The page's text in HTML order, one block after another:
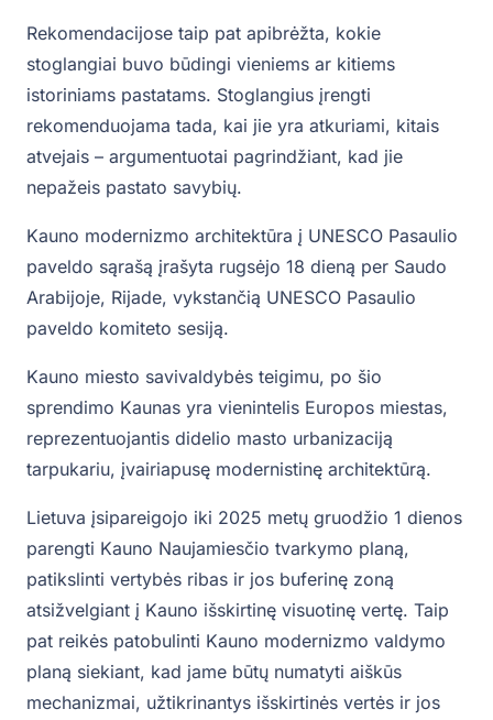
Rekomendacijose taip pat apibrėžta, kokie
stoglangiai buvo būdingi vieniems ar kitiems
istoriniams pastatams. Stoglangius įrengti
rekomenduojama tada, kai jie yra atkuriami, kitais
atvejais – argumentuotai pagrindžiant, kad jie
nepažeis pastato savybių.
Kauno modernizmo architektūra į UNESCO Pasaulio
paveldo sąrašą įrašyta rugsėjo 18 dieną per Saudo
Arabijoje, Rijade, vykstančią UNESCO Pasaulio
paveldo komiteto sesiją.
Kauno miesto savivaldybės teigimu, po šio
sprendimo Kaunas yra vienintelis Europos miestas,
reprezentuojantis didelio masto urbanizaciją
tarpukariu, įvairiapusę modernistinę architektūrą.
Lietuva įsipareigojo iki 2025 metų gruodžio 1 dienos
parengti Kauno Naujamiesčio tvarkymo planą,
patikslinti vertybės ribas ir jos buferinę zoną
atsižvelgiant į Kauno išskirtinę visuotinę vertę. Taip
pat reikės patobulinti Kauno modernizmo valdymo
planą siekiant, kad jame būtų numatyti aiškūs
mechanizmai, užtikrinantys išskirtinės vertės ir jos